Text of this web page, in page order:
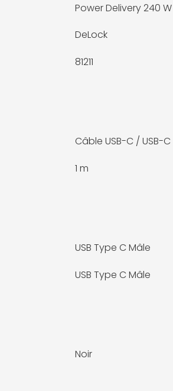
Power Delivery 240
DeLock
81211
Câble USB-C / USB-C
1 m
USB Type C Mâle
USB Type C Mâle
Noir